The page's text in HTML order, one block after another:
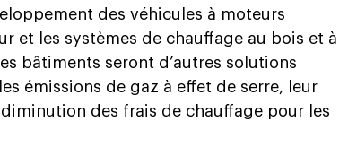
des véhicules à moteurs
et les systèmes de chauffage au bois et à
bâtiments seront d’autres solutions
émissions de gaz à effet de serre, leur
des frais de chauffage pour les